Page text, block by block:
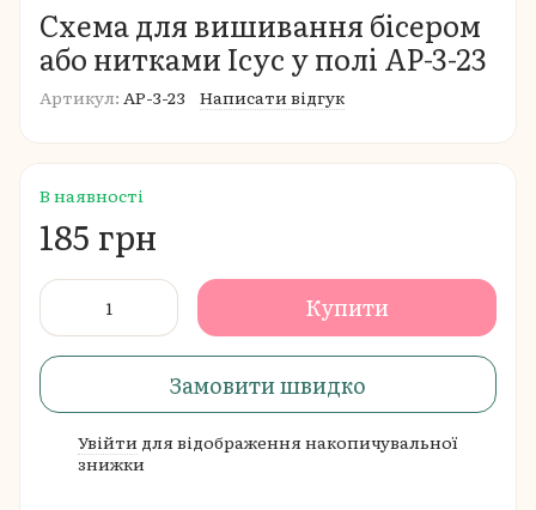
Схема для вишивання бісером
або нитками Ісус у полі АР-3-23
Артикул: АР-3-23 Написати відгук
В наявності
185 грн
Купити
Замовити швидко
Увійти для відображення накопичувальної
знижки